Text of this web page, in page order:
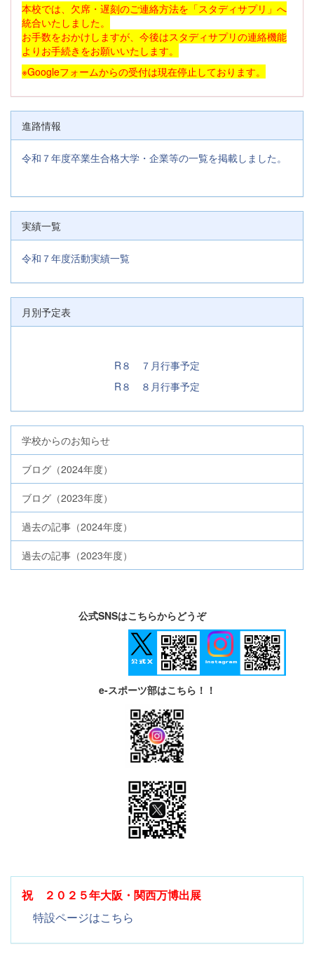
本校では、欠席・遅刻のご連絡方法を「スタディサプリ」へ
統合いたしました。
お手数をおかけしますが、今後はスタディサプリの連絡機能
よりお手続きをお願いいたします。
※Googleフォームからの受付は現在停止しております。
進路情報
令和７年度卒業生合格大学・企業等の一覧を掲載しました。
実績一覧
令和７年度活動実績一覧
月別予定表
R８ ７月行事予定
R８ ８月行事予定
学校からのお知らせ
ブログ（2024年度）
ブログ（2023年度）
過去の記事（2024年度）
過去の記事（2023年度）
公式SNSはこちらからどうぞ
e-スポーツ部はこちら！！
祝 ２０２５年大阪・関西万博出展
特設ページはこちら